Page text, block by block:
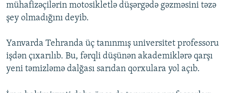
mühafizəçilərin motosikletlə düşərgədə gəzməsini təzə
şey olmadığını deyib.
Yanvarda Tehranda üç tanınmış universitet professoru
işdən çıxarılıb. Bu, fərqli düşünən akademiklərə qarşı
yeni təmizləmə dalğası sarıdan qorxulara yol açıb.